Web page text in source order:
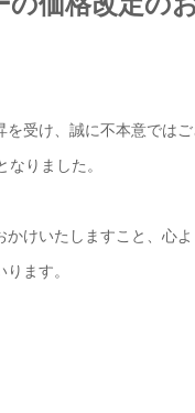
受け、誠に不本意ではご
りました。
けいたしますこと、心よ
ます。